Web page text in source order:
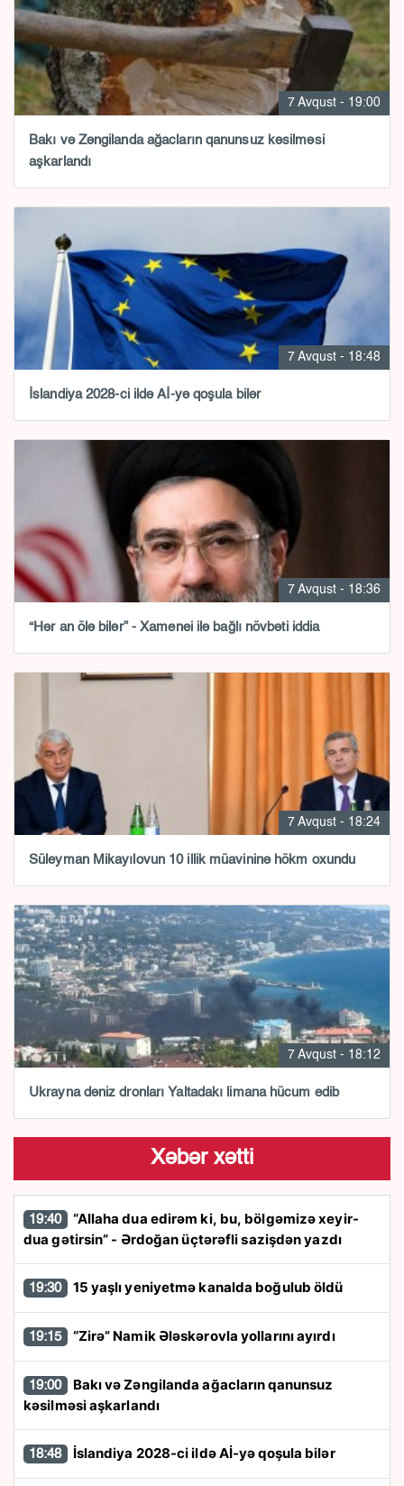
7 Avqust - 19:00
Bakı və Zəngilanda ağacların qanunsuz kəsilməsi
aşkarlandı
7 Avqust - 18:48
İslandiya 2028-ci ildə Aİ-yə qoşula bilər
7 Avqust - 18:36
“Hər an ölə bilər” - Xamenei ilə bağlı növbəti iddia
7 Avqust - 18:24
Süleyman Mikayılovun 10 illik müavininə hökm oxundu
7 Avqust - 18:12
Ukrayna dəniz dronları Yaltadakı limana hücum edib
Xəbər xətti
19:40
dua gətirsin” - Ərdoğan üçtərəfli sazişdən yazdı
19:30 15 yaşlı yeniyetmə kanalda boğulub öldü
19:15 “Zirə” Namik Ələskərovla yollarını ayırdı
19:00
kəsilməsi aşkarlandı
18:48 İslandiya 2028-ci ildə Aİ-yə qoşula bilər